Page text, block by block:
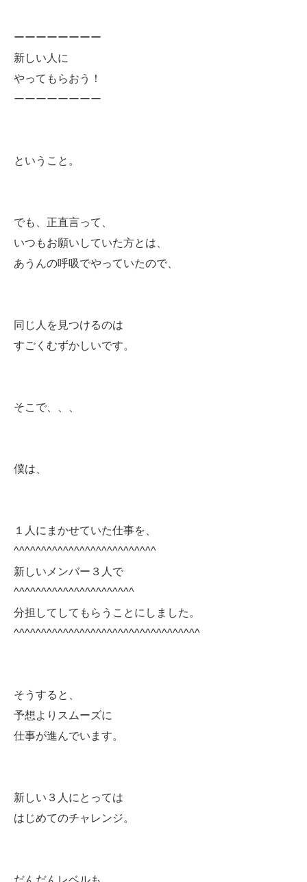
ーーーーーーーー
新しい人に
やってもらおう！
ーーーーーーーー
ということ。
でも、正直言って、
いつもお願いしていた方とは、
あうんの呼吸でやっていたので、
同じ人を見つけるのは
すごくむずかしいです。
そこで、、、
僕は、
１人にまかせていた仕事を、
^^^^^^^^^^^^^^^^^^^^^^^^^^
新しいメンバー３人で
^^^^^^^^^^^^^^^^^^^^^^
分担してしてもらうことにしました。
^^^^^^^^^^^^^^^^^^^^^^^^^^^^^^^^^^
そうすると、
予想よりスムーズに
仕事が進んでいます。
新しい３人にとっては
はじめてのチャレンジ。
だんだんレベルも